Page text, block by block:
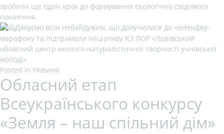
зробили ще один крок до формування екологічно свідомого
покоління.
Дякуємо всім небайдужим, що долучилися до челенджу-
марафону та підтримали ініціативу КЗ ЛОР «Львівський
обласний центр еколого-натуралістичної творчості учнівської
молоді».
Posted in Новини
Обласний етап
Всеукраїнського конкурсу
«Земля – наш спільний дім»